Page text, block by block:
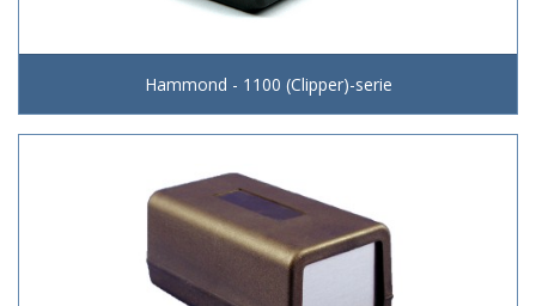
Hammond - 1100 (Clipper)-serie